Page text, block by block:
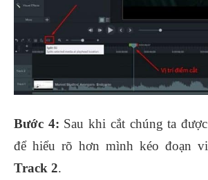
Bước 4: Sau khi cắt chúng ta
để hiểu rõ hơn mình kéo đoạn
Track 2.